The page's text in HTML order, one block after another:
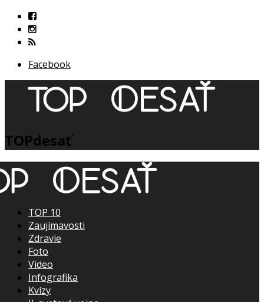
Facebook
TOPdesať
TOP 10
Zaujímavosti
Zdravie
Foto
Video
Infografika
Kvízy